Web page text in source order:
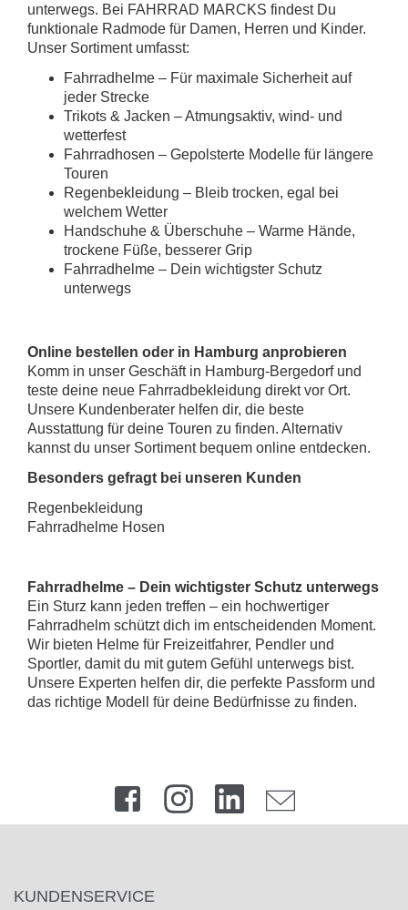
unterwegs. Bei FAHRRAD MARCKS findest Du
funktionale Radmode für Damen, Herren und Kinder.
Unser Sortiment umfasst:
Fahrradhelme – Für maximale Sicherheit auf
jeder Strecke
Trikots & Jacken – Atmungsaktiv, wind- und
wetterfest
Fahrradhosen – Gepolsterte Modelle für längere
Touren
Regenbekleidung – Bleib trocken, egal bei
welchem Wetter
Handschuhe & Überschuhe – Warme Hände,
trockene Füße, besserer Grip
Fahrradhelme – Dein wichtigster Schutz
unterwegs
Online bestellen oder in Hamburg anprobieren
Komm in unser Geschäft in Hamburg-Bergedorf und
teste deine neue Fahrradbekleidung direkt vor Ort.
Unsere Kundenberater helfen dir, die beste
Ausstattung für deine Touren zu finden. Alternativ
kannst du unser Sortiment bequem online entdecken.
Besonders gefragt bei unseren Kunden
Regenbekleidung
Fahrradhelme Hosen
Fahrradhelme – Dein wichtigster Schutz unterwegs
Ein Sturz kann jeden treffen – ein hochwertiger
Fahrradhelm schützt dich im entscheidenden Moment.
Wir bieten Helme für Freizeitfahrer, Pendler und
Sportler, damit du mit gutem Gefühl unterwegs bist.
Unsere Experten helfen dir, die perfekte Passform und
das richtige Modell für deine Bedürfnisse zu finden.
KUNDENSERVICE